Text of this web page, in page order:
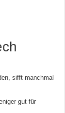
sifft manchmal
gut für